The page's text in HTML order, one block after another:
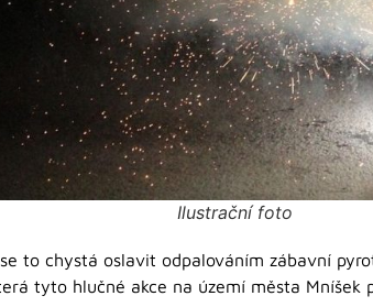
Ilustrační foto
to chystá oslavit odpalováním zábavní
tyto hlučné akce na území města Mníšek